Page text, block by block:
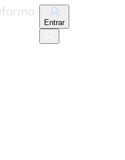
Entrar